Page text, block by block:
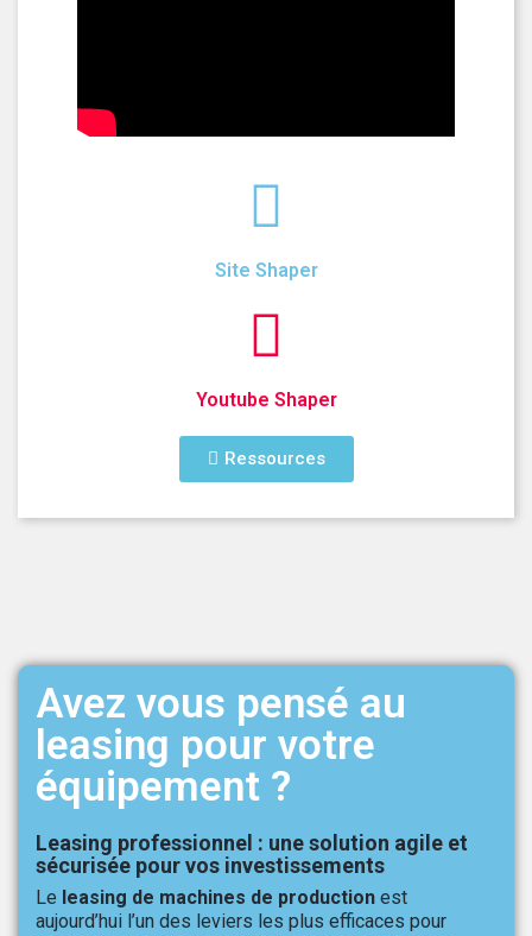
Site Shaper
Youtube Shaper
Ressources
Avez vous pensé au
leasing pour votre
équipement ?
Leasing professionnel : une solution agile et
sécurisée pour vos investissements
Le leasing de machines de production est
aujourd’hui l’un des leviers les plus efficaces pour